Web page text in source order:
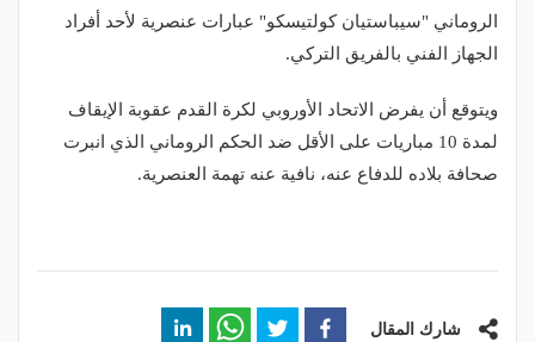
الروماني "سيباستيان كولتيسكو" عبارات عنصرية لأحد أفراد
الجهاز الفني بالفريق التركي.
ويتوقع أن يفرض الاتحاد الأوروبي لكرة القدم عقوبة الإيقاف
لمدة 10 مباريات على الأقل ضد الحكم الروماني الذي انبرت
صحافة بلاده للدفاع عنه، نافية عنه تهمة العنصرية.
شارك المقال